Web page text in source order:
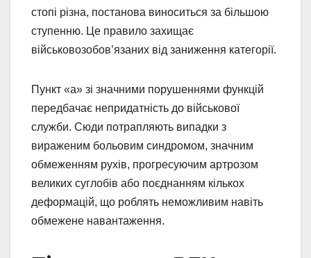
стопі різна, постанова виноситься за більшою
ступенню. Це правило захищає
військовозобов’язаних від заниження категорії.
Пункт «а» зі значними порушеннями функцій
передбачає непридатність до військової
служби. Сюди потрапляють випадки з
вираженим больовим синдромом, значним
обмеженням рухів, прогресуючим артрозом
великих суглобів або поєднанням кількох
деформацій, що роблять неможливим навіть
обмежене навантаження.